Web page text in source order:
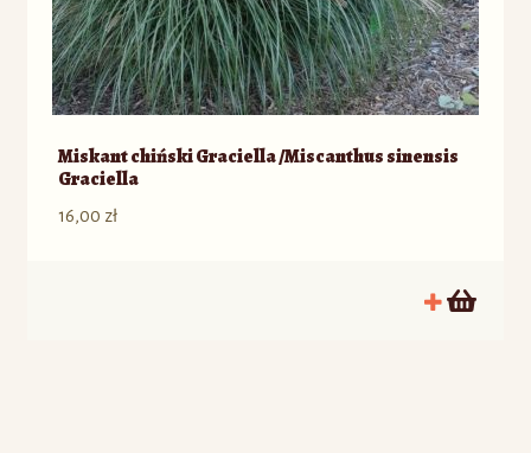
Miskant chiński Graciella /Miscanthus sinensis
Graciella
16,00 zł